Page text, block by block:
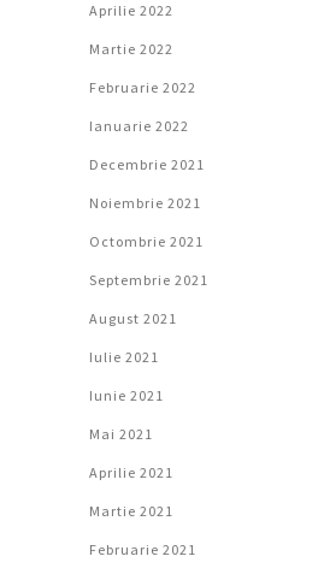
Aprilie 2022
Martie 2022
Februarie 2022
Ianuarie 2022
Decembrie 2021
Noiembrie 2021
Octombrie 2021
Septembrie 2021
August 2021
Iulie 2021
Iunie 2021
Mai 2021
Aprilie 2021
Martie 2021
Februarie 2021